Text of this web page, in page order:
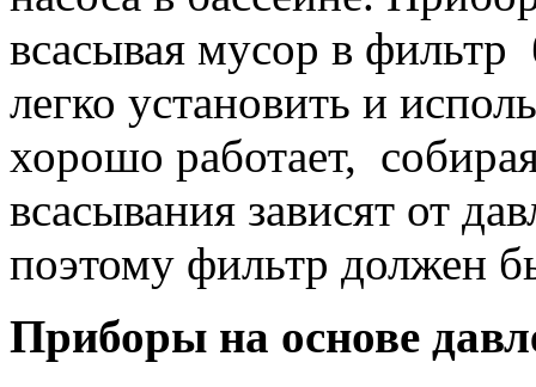
всасывая мусор в
легко установить и
хорошо работает,
всасывания зависят от
поэтому фильтр должен
Приборы на основе